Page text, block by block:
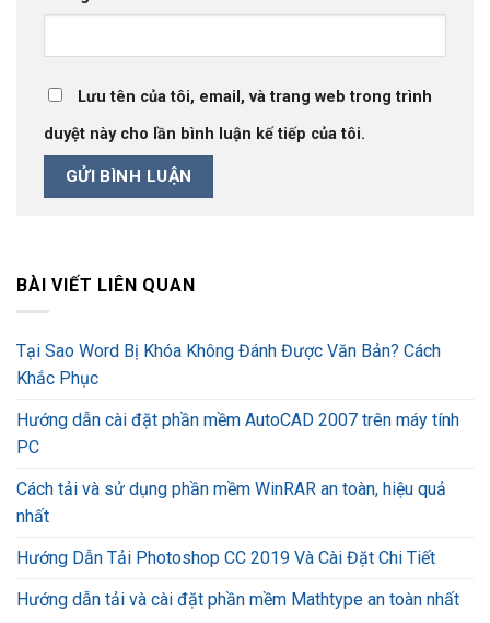
Lưu tên của tôi, email, và trang web trong trình
duyệt này cho lần bình luận kế tiếp của tôi.
BÀI VIẾT LIÊN QUAN
Tại Sao Word Bị Khóa Không Đánh Được Văn Bản? Cách
Khắc Phục
Hướng dẫn cài đặt phần mềm AutoCAD 2007 trên máy tính
PC
Cách tải và sử dụng phần mềm WinRAR an toàn, hiệu quả
nhất
Hướng Dẫn Tải Photoshop CC 2019 Và Cài Đặt Chi Tiết
Hướng dẫn tải và cài đặt phần mềm Mathtype an toàn nhất